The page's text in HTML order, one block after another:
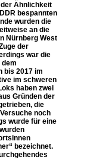
Ähnlichkeit
bespannten
wurden die
an die
Nürnberg West
der
war die
bis 2017 im
im schweren
haben zwei
Gründen der
die
noch
wurde für eine
bezeichnet.